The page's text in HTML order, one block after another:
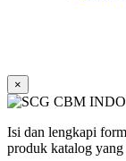
Plug
Atap
Atap
×
Isi dan lengkapi
produk katalog